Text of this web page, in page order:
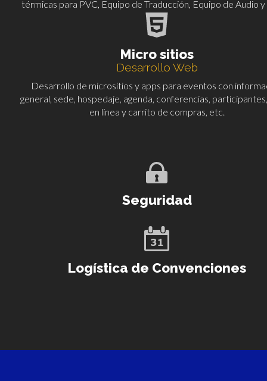
térmicas para PVC, Equipo de Traducción, Equipo de Audio
Micro sitios
Desarrollo Web
Desarrollo de micrositios y apps para eventos con
general, sede, hospedaje, agenda, conferencias,
en línea y carrito de compras, etc.
Seguridad
Logística de Convenciones